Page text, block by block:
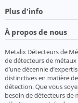
Plus d'info
À propos de nous
Metalix Détecteurs de
de détecteurs de
d’une décennie
distinctives en matière
détection. Que vous
besoin de détecteurs de